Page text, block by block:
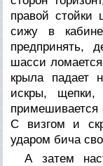
правой
сижу в
предпринять,
шасси
крыла падает
искры, щепки,
примешивается
С визгом и
ударом бича
А затем